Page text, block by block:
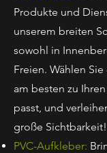
Produkte und
unserem breiten
sowohl in
Freien. Wählen
am besten zu
passt, und
große Sichtbarkeit!
PVC-Aufkleber: